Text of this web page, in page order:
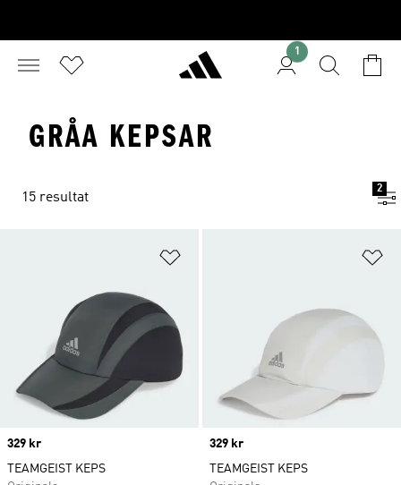
1
GRÅA KEPSAR
15 resultat
2
Price
329 kr
TEAMGEIST KEPS
Price
329 kr
TEAMGEIST KEPS